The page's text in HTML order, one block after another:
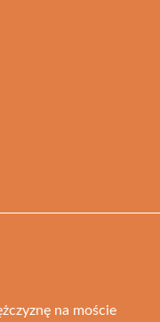
na moście